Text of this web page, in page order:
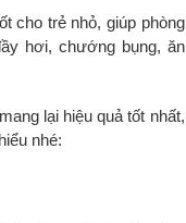
cho trẻ nhỏ, giúp phòng
hơi, chướng bụng, ăn
lại hiệu quả tốt nhất,
nhé: